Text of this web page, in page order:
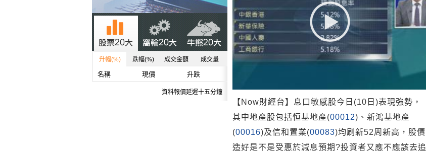
升幅(%) 跌幅(%) 成交金額 成交量
名稱 現價 升跌
資料報價延遲十五分鐘
【Now財經台】息口敏感股今日(10日)表現強勢，
其中地產股包括恒基地產(00012)、新鴻基地產
(00016)及信和置業(00083)均刷新52周新高，股價
造好是不是受惠於減息預期?投資者又應不應該去追